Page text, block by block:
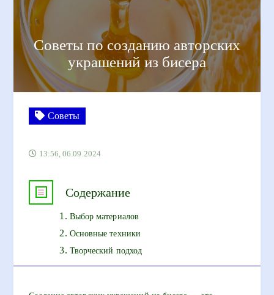
Советы по созданию авторских
украшений из бисера
Советы
13:56, 06.09.2024
Содержание
Выбор материалов
Основные техники
Творческий подход